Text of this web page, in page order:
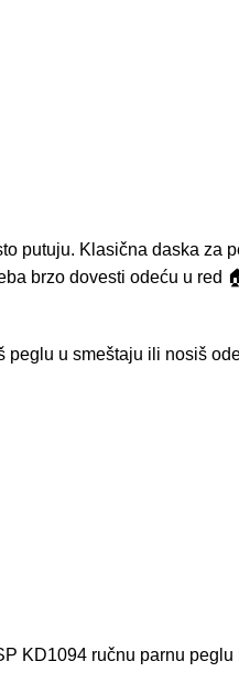
putuju. Klasična daska za
brzo dovesti odeću u
u smeštaju ili nosiš
KD1094 ručnu parnu